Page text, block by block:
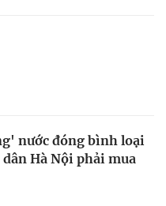
nước đóng bình loại
Hà Nội phải mua